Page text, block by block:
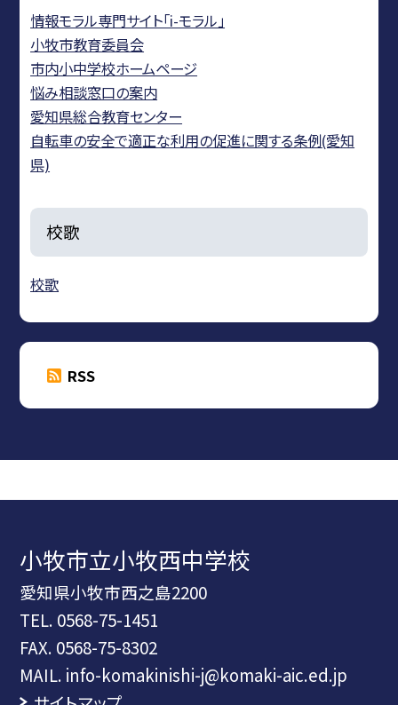
情報モラル専門サイト「i-モラル」
小牧市教育委員会
市内小中学校ホームページ
悩み相談窓口の案内
愛知県総合教育センター
自転車の安全で適正な利用の促進に関する条例(愛知
県)
校歌
校歌
RSS
小牧市立小牧西中学校
愛知県小牧市西之島2200
TEL. 0568-75-1451
FAX. 0568-75-8302
MAIL. info-komakinishi-j@komaki-aic.ed.jp